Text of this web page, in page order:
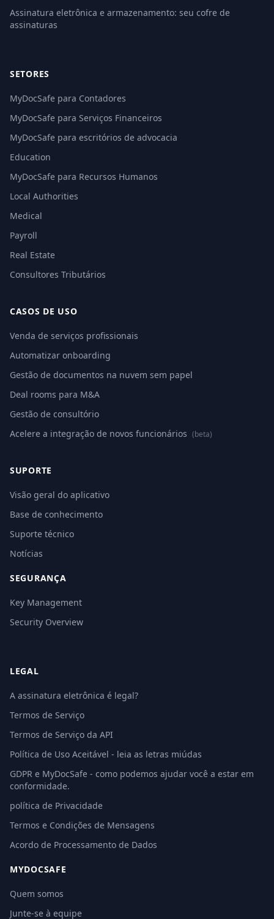
Assinatura eletrônica e armazenamento: seu cofre de
assinaturas
SETORES
MyDocSafe para Contadores
MyDocSafe para Serviços Financeiros
MyDocSafe para escritórios de advocacia
Education
MyDocSafe para Recursos Humanos
Local Authorities
Medical
Payroll
Real Estate
Consultores Tributários
CASOS DE USO
Venda de serviços profissionais
Automatizar onboarding
Gestão de documentos na nuvem sem papel
Deal rooms para M&A
Gestão de consultório
Acelere a integração de novos funcionários (beta)
SUPORTE
Visão geral do aplicativo
Base de conhecimento
Suporte técnico
Notícias
SEGURANÇA
Key Management
Security Overview
LEGAL
A assinatura eletrônica é legal?
Termos de Serviço
Termos de Serviço da API
Política de Uso Aceitável - leia as letras miúdas
GDPR e MyDocSafe - como podemos ajudar você a estar em
conformidade.
política de Privacidade
Termos e Condições de Mensagens
Acordo de Processamento de Dados
MYDOCSAFE
Quem somos
Junte-se à equipe